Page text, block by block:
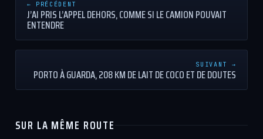
← PRÉCÉDENT
J’AI PRIS L’APPEL DEHORS, COMME SI LE CAMION POUVAIT
ENTENDRE
SUIVANT →
PORTO À GUARDA, 208 KM DE LAIT DE COCO ET DE DOUTES
SUR LA MÊME ROUTE